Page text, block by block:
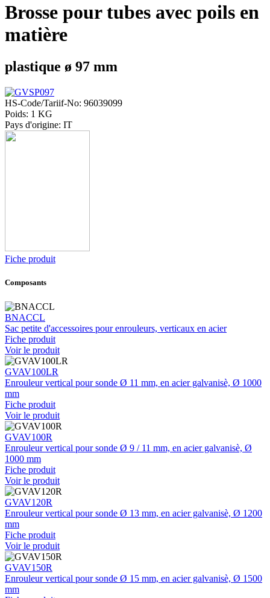
Brosse pour tubes avec poils en
matière
plastique ø 97 mm
HS-Code/Tariif-No: 96039099
Poids: 1 KG
Pays d'origine: IT
Fiche produit
Composants
BNACCL
Sac petite d'accessoires pour enrouleurs, verticaux en acier
Fiche produit
Voir le produit
GVAV100LR
Enrouleur vertical pour sonde Ø 11 mm, en acier galvanisè, Ø 1000
mm
Fiche produit
Voir le produit
GVAV100R
Enrouleur vertical pour sonde Ø 9 / 11 mm, en acier galvanisè, Ø
1000 mm
Fiche produit
Voir le produit
GVAV120R
Enrouleur vertical pour sonde Ø 13 mm, en acier galvanisè, Ø 1200
mm
Fiche produit
Voir le produit
GVAV150R
Enrouleur vertical pour sonde Ø 15 mm, en acier galvanisè, Ø 1500
mm